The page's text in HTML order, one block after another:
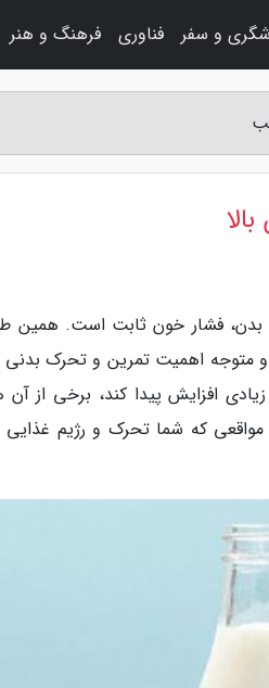
فشار خون ثابت است. همین
و متوجه اهمیت تمرین و تحرک
افزایش پیدا کند، برخی از
که شما تحرک و رژیم غذایی
و سفر فناوری فرهنگ و هنر